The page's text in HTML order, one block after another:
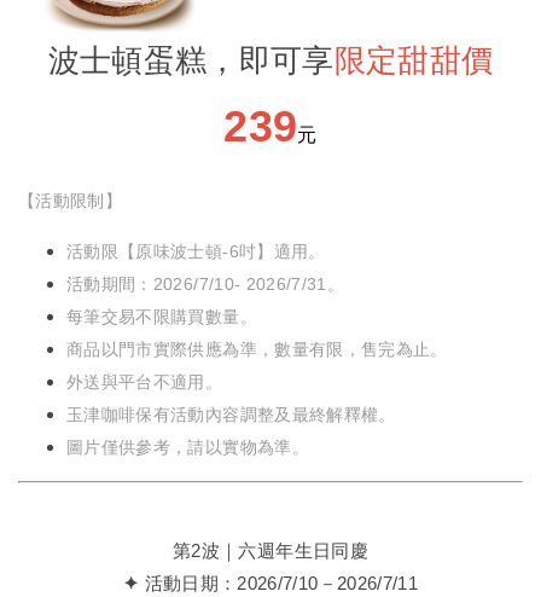
波士頓蛋糕，即可享限定甜甜價
239元
【活動限制】
活動限【原味波士頓-6吋】適用。
活動期間：2026/7/10- 2026/7/31。
每筆交易不限購買數量。
商品以門市實際供應為準，數量有限，售完為止。
外送與平台不適用。
玉津咖啡保有活動內容調整及最終解釋權。
圖片僅供參考，請以實物為準。
第2波｜六週年生日同慶
✦ 活動日期：2026/7/10－2026/7/11